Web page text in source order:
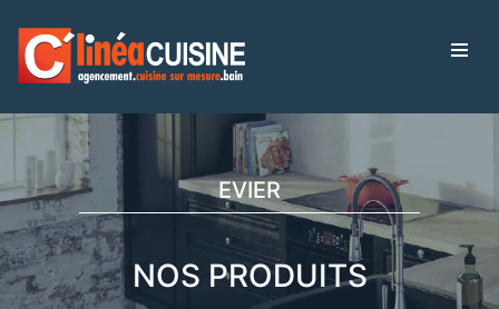
EVIER
NOS PRODUITS